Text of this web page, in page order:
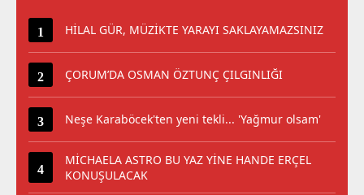
HİLAL GÜR, MÜZİKTE YARAYI SAKLAYAMAZSINIZ
ÇORUM’DA OSMAN ÖZTUNÇ ÇILGINLIĞI
Neşe Karaböcek'ten yeni tekli... 'Yağmur olsam'
MİCHAELA ASTRO BU YAZ YİNE HANDE ERÇEL
KONUŞULACAK